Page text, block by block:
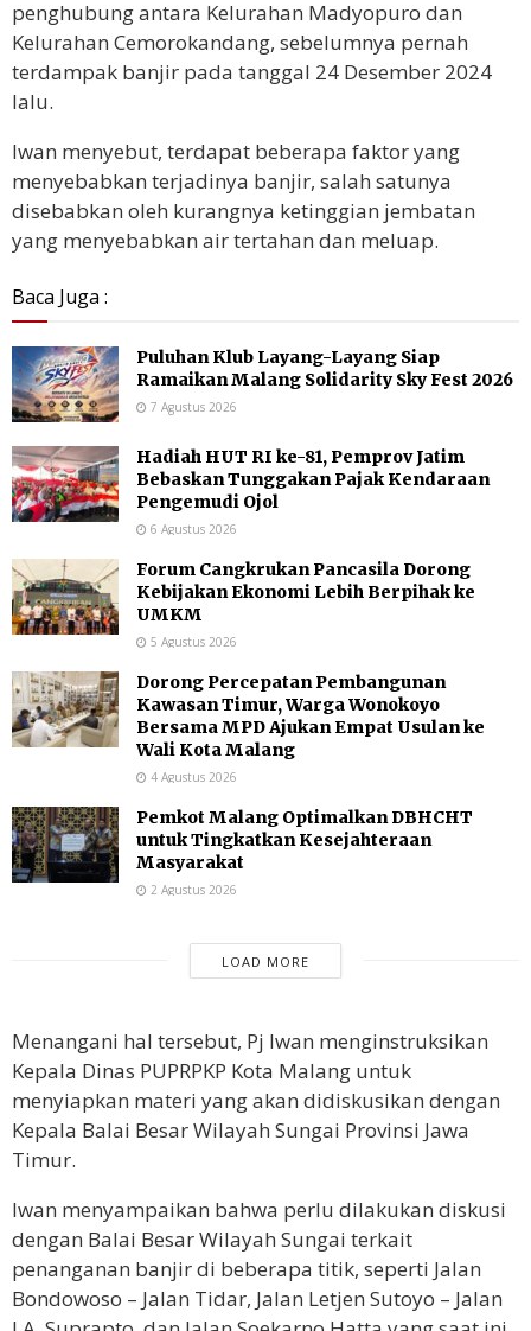
penghubung antara Kelurahan Madyopuro dan
Kelurahan Cemorokandang, sebelumnya pernah
terdampak banjir pada tanggal 24 Desember 2024
lalu.
Iwan menyebut, terdapat beberapa faktor yang
menyebabkan terjadinya banjir, salah satunya
disebabkan oleh kurangnya ketinggian jembatan
yang menyebabkan air tertahan dan meluap.
Baca Juga :
Puluhan Klub Layang-Layang Siap
Ramaikan Malang Solidarity Sky Fest 2026
7 Agustus 2026
Hadiah HUT RI ke-81, Pemprov Jatim
Bebaskan Tunggakan Pajak Kendaraan
Pengemudi Ojol
6 Agustus 2026
Forum Cangkrukan Pancasila Dorong
Kebijakan Ekonomi Lebih Berpihak ke
UMKM
5 Agustus 2026
Dorong Percepatan Pembangunan
Kawasan Timur, Warga Wonokoyo
Bersama MPD Ajukan Empat Usulan ke
Wali Kota Malang
4 Agustus 2026
Pemkot Malang Optimalkan DBHCHT
untuk Tingkatkan Kesejahteraan
Masyarakat
2 Agustus 2026
LOAD MORE
Menangani hal tersebut, Pj Iwan menginstruksikan
Kepala Dinas PUPRPKP Kota Malang untuk
menyiapkan materi yang akan didiskusikan dengan
Kepala Balai Besar Wilayah Sungai Provinsi Jawa
Timur.
Iwan menyampaikan bahwa perlu dilakukan diskusi
dengan Balai Besar Wilayah Sungai terkait
penanganan banjir di beberapa titik, seperti Jalan
Bondowoso – Jalan Tidar, Jalan Letjen Sutoyo – Jalan